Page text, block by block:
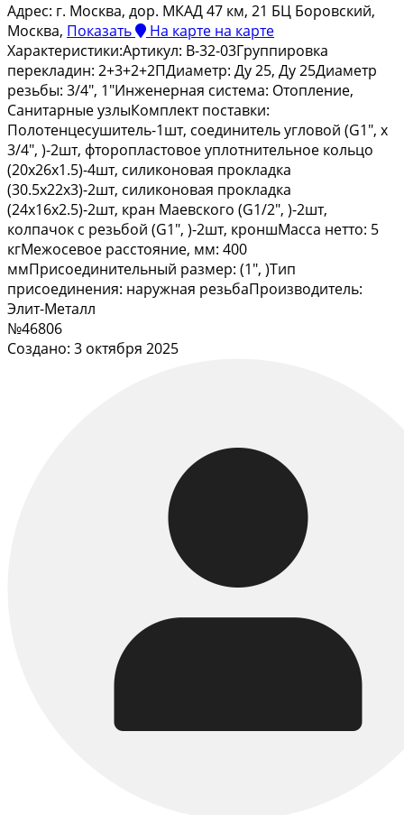
Адрес: г. Москва, дор. МКАД 47 км, 21 БЦ Боровский,
Москва, Показать На карте на карте
Характеристики:Артикул: В-32-03Группировка
перекладин: 2+3+2+2ПДиаметр: Ду 25, Ду 25Диаметр
резьбы: 3/4", 1"Инженерная система: Отопление,
Санитарные узлыКомплект поставки:
Полотенцесушитель-1шт, соединитель угловой (G1", х
3/4", )-2шт, фторопластовое уплотнительное кольцо
(20х26х1.5)-4шт, силиконовая прокладка
(30.5х22х3)-2шт, силиконовая прокладка
(24х16х2.5)-2шт, кран Маевского (G1/2", )-2шт,
колпачок с резьбой (G1", )-2шт, кроншМасса нетто: 5
кгМежосевое расстояние, мм: 400
ммПрисоединительный размер: (1", )Тип
присоединения: наружная резьбаПроизводитель:
Элит-Металл
№46806
Создано: 3 октября 2025